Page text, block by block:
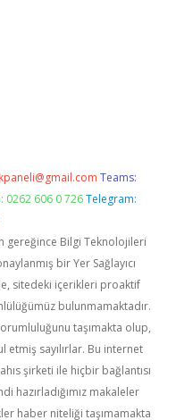
Teams:
0262 606 0 726 Telegram:
gereğince Bilgi Teknolojileri
bir Yer Sağlayıcı
sitedeki içerikleri proaktif
bulunmamaktadır.
taşımakta olup,
sayılırlar. Bu internet
şirketi ile hiçbir bağlantısı
hazırladığımız makaleler
haber niteliği taşımamakta